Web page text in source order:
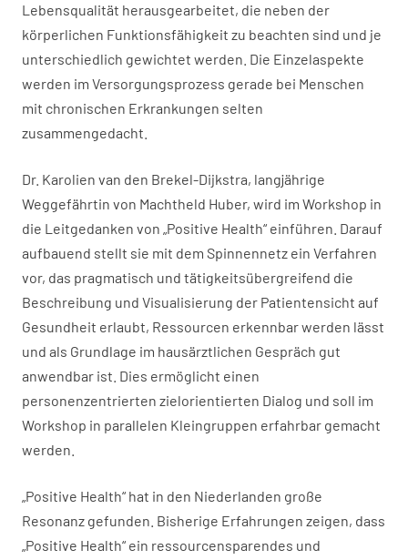
Lebensqualität herausgearbeitet, die neben der
körperlichen Funktionsfähigkeit zu beachten sind und je
unterschiedlich gewichtet werden. Die Einzelaspekte
werden im Versorgungsprozess gerade bei Menschen
mit chronischen Erkrankungen selten
zusammengedacht.
Dr. Karolien van den Brekel-Dijkstra, langjährige
Weggefährtin von Machtheld Huber, wird im Workshop in
die Leitgedanken von „Positive Health“ einführen. Darauf
aufbauend stellt sie mit dem Spinnennetz ein Verfahren
vor, das pragmatisch und tätigkeitsübergreifend die
Beschreibung und Visualisierung der Patientensicht auf
Gesundheit erlaubt, Ressourcen erkennbar werden lässt
und als Grundlage im hausärztlichen Gespräch gut
anwendbar ist. Dies ermöglicht einen
personenzentrierten zielorientierten Dialog und soll im
Workshop in parallelen Kleingruppen erfahrbar gemacht
werden.
„Positive Health“ hat in den Niederlanden große
Resonanz gefunden. Bisherige Erfahrungen zeigen, dass
„Positive Health“ ein ressourcensparendes und